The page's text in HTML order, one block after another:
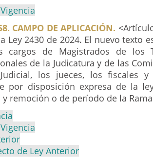
CAMPO DE APLICACIÓN.
Ley 2430 de 2024. El nuevo texto
cargos de Magistrados de los
de la Judicatura y de las
los jueces, los fiscales
por disposición expresa de la
remoción o de período de la
de Ley Anterior